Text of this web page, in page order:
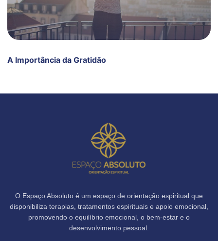
A Importância da Gratidão
O Espaço Absoluto é um espaço de orientação espiritual que
disponibiliza terapias, tratamentos espirituais e apoio emocional,
promovendo o equilíbrio emocional, o bem-estar e o
desenvolvimento pessoal.